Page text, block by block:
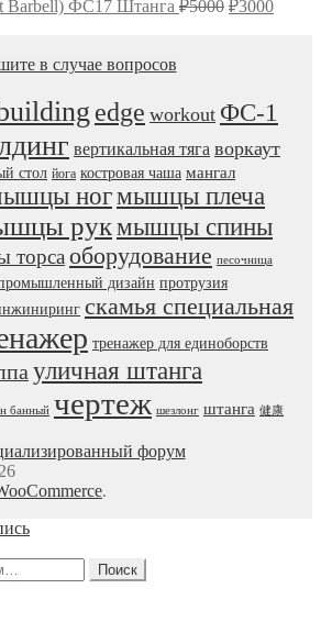
Barbell) ФС17 Штанга ₽5000 ₽3000
в случае вопросов
edge workout ФС-1
вертикальная тяга воркаут
стол йога костровая чаша мангал
ногмышцы плеча
рукмышцы спины
торса оборудование песочница
дизайн протрузия
скамья специальная
тренажер для единоборств
уличная штанга
банный чертеж шезлонг штанга 健康
форум
.
Поиск